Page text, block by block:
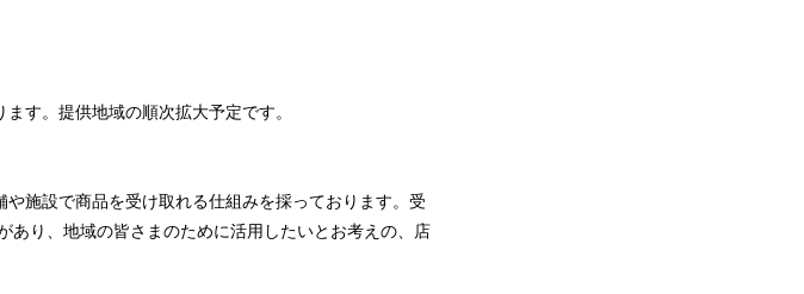
す。提供地域の順次拡大予定です。
施設で商品を受け取れる仕組みを採っております。受
あり、地域の皆さまのために活用したいとお考えの、店